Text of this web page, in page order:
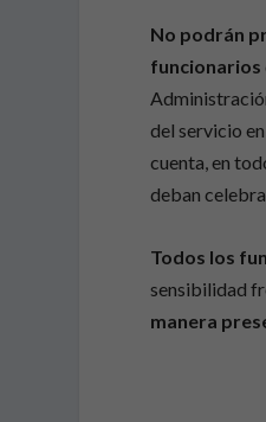
No podrán
funcionarios
del servicio
cuenta, en
deban
Todos los
sensibilidad
manera